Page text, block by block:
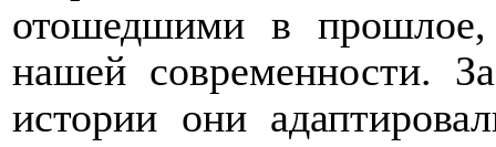
отошедшими в
нашей современности.
истории они